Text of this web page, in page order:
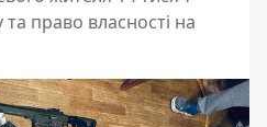
право власності на